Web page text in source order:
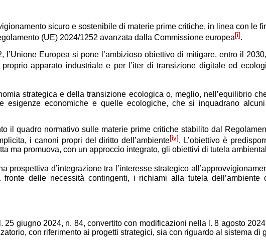
sicuro e sostenibile di materie prime critiche, in linea con le
(UE) 2024/1252 avanzata dalla Commissione europea [i] .
Europea si pone l’ambizioso obiettivo di mitigare, entro il
apparato industriale e per l’iter di transizione digitale ed
strategica e della transizione ecologica o, meglio, nell’equilibrio
esigenze economiche e quelle ecologiche, che si inquadrano
il quadro normativo sulle materie prime critiche stabilito dal
i canoni propri del diritto dell’ambiente[iv]. L’obiettivo è
ma promuova, con un approccio integrato, gli obiettivi di tutela
prospettiva d’integrazione tra l’interesse strategico
delle necessità contingenti, i richiami alla tutela dell’ambiente
giugno 2024, n. 84, convertito con modificazioni nella l. 8 agosto
con riferimento ai progetti strategici, sia con riguardo al sistema di